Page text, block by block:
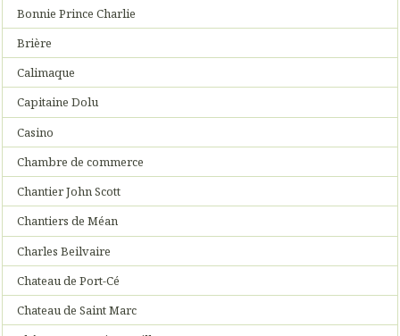
Bonnie Prince Charlie
Brière
Calimaque
Capitaine Dolu
Casino
Chambre de commerce
Chantier John Scott
Chantiers de Méan
Charles Beilvaire
Chateau de Port-Cé
Chateau de Saint Marc